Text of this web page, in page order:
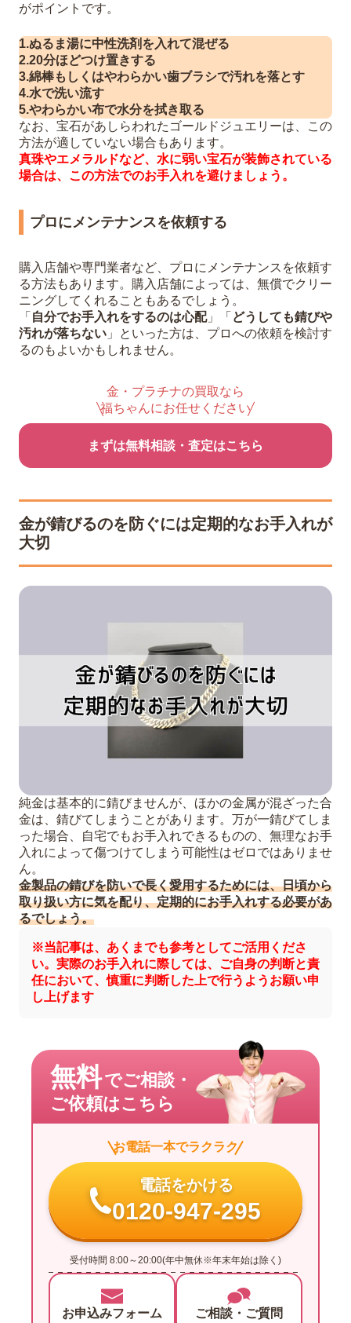
がポイントです。
1.ぬるま湯に中性洗剤を入れて混ぜる
2.20分ほどつけ置きする
3.綿棒もしくはやわらかい歯ブラシで汚れを落とす
4.水で洗い流す
5.やわらかい布で水分を拭き取る
なお、宝石があしらわれたゴールドジュエリーは、この
方法が適していない場合もあります。
真珠やエメラルドなど、水に弱い宝石が装飾されている
場合は、この方法でのお手入れを避けましょう。
プロにメンテナンスを依頼する
購入店舗や専門業者など、プロにメンテナンスを依頼す
る方法もあります。購入店舗によっては、無償でクリー
ニングしてくれることもあるでしょう。
「 自分でお手入れをするのは心配」「 どうしても錆びや
汚れが落ちない 」といった方は、プロへの依頼を検討す
るのもよいかもしれません。
金・プラチナの買取なら
福ちゃんにお任せください
まずは無料相談・査定はこちら
金が錆びるのを防ぐには定期的なお手入れが
大切
純金は基本的に錆びませんが、ほかの金属が混ざった合
金は、錆びてしまうことがあります。万が一錆びてしま
った場合、自宅でもお手入れできるものの、無理なお手
入れによって傷つけてしまう可能性はゼロではありませ
ん。
金製品の錆びを防いで長く愛用するためには、日頃から
取り扱い方に気を配り、定期的にお手入れする必要があ
るでしょう。
※当記事は、あくまでも参考としてご活用くださ
い。実際のお手入れに際しては、ご自身の判断と責
任において、慎重に判断した上で行うようお願い申
し上げます
無料でご相談・
ご依頼はこちら
お電話一本でラクラク
電話をかける
0120-947-295
受付時間 8:00～20:00(年中無休※年末年始は除く)
お申込みフォーム ご相談・ご質問